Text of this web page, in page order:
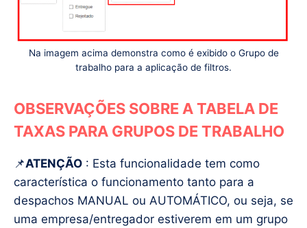
Na imagem acima demonstra como é exibido o Grupo de
trabalho para a aplicação de filtros.
OBSERVAÇÕES SOBRE A TABELA DE
TAXAS PARA GRUPOS DE TRABALHO
📌ATENÇÃO : Esta funcionalidade tem como
característica o funcionamento tanto para a
despachos MANUAL ou AUTOMÁTICO, ou seja, se
uma empresa/entregador estiverem em um grupo